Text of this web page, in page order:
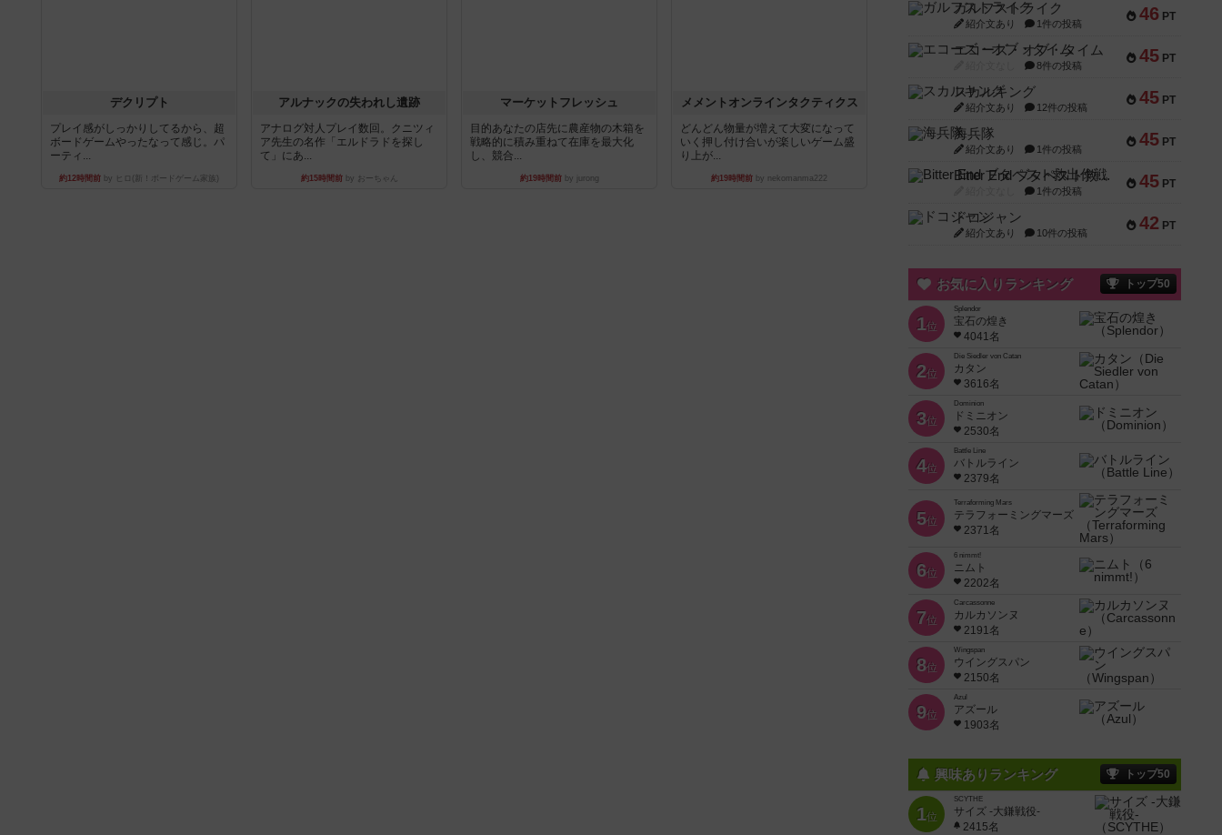
デクリプト
プレイ感がしっかりしてるから、超
ボードゲームやったなって感じ。パ
ーティ...
約12時間前 by ヒロ(新！ボードゲーム家族)
アルナックの失われし遺跡
アナログ対人プレイ数回。クニツィ
ア先生の名作「エルドラドを探し
て」にあ...
約15時間前by おーちゃん
マーケットフレッシュ
目的あなたの店先に農産物の木箱を
戦略的に積み重ねて在庫を最大化
し、競合...
約19時間前by jurong
メメントオンラインタクティクス
どんどん物量が増えて大変になって
いく押し付け合いが楽しいゲーム盛
り上が...
約19時間前 by nekomanma222
46 PT
ガルフストライク
紹介文あり 1件の投稿
45 PT
エコーズ・オブ・タイム
8件の投稿
45 PT
スカルキング
紹介文あり 12件の投稿
45 PT
海兵隊
紹介文あり 1件の投稿
45 PT
Bitter End ブタペスト救出作戦
1件の投稿
42 PT
ドコジャン
紹介文あり 10件の投稿
お気に入りランキング トップ50
1位
Splendor
宝石の煌き
4041名
2位
Die Siedler von Catan
カタン
3616名
3位
Dominion
ドミニオン
2530名
4位
Battle Line
バトルライン
2379名
5位
Terraforming Mars
テラフォーミングマーズ
2371名
6位
6 nimmt!
ニムト
2202名
7位
Carcassonne
カルカソンヌ
2191名
8位
Wingspan
ウイングスパン
2150名
9位
Azul
アズール
1903名
興味ありランキング トップ50
1位
SCYTHE
サイズ -大鎌戦役-
2415名